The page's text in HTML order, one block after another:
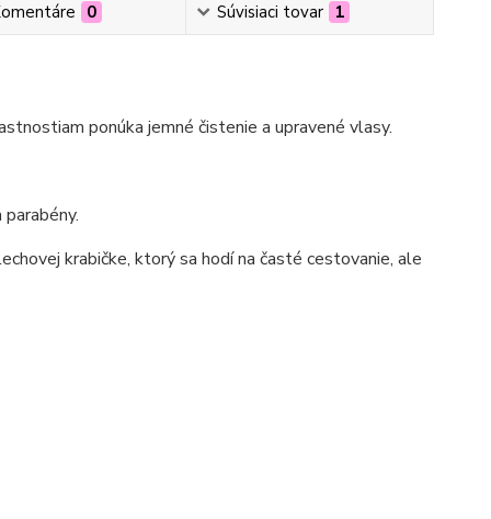
0 Súvisiaci tovar 1
ponúka jemné čistenie a upravené vlasy.
krabičke, ktorý sa hodí na časté cestovanie, ale